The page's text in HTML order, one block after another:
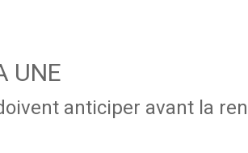
UNE
anticiper avant la